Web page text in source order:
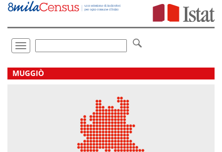
Vai
direttamente
Toggle
navigation
.
MUGGIÒ